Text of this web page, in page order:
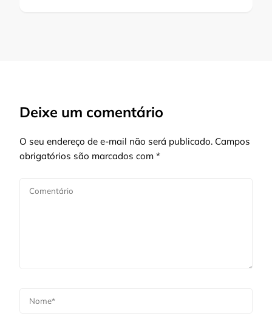
Deixe um comentário
O seu endereço de e-mail não será publicado. Campos
obrigatórios são marcados com *